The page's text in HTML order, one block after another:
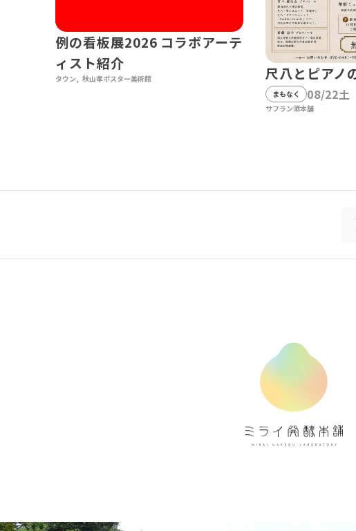
例の看板展2026 コラボアーテ
ィスト紹介
タウン 秋山孝ポスター美術館 尺八とピアノ
まもなく 08/22土
サフラン酒本舗